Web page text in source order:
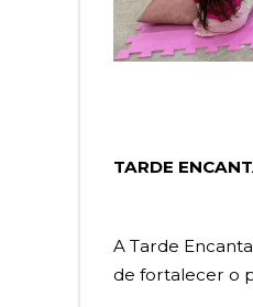
TARDE
A Tarde
de fortalecer o